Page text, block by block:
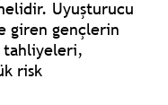
Uyuşturucu
giren gençlerin
tahliyeleri,
risk